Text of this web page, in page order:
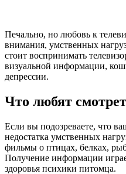
Печально, но любовь к
внимания, умственных
стоит воспринимать
визуальной информации,
депрессии.
Что любят
Если вы подозреваете, что
недостатка умственных
фильмы о птицах, белках,
Получение информации
здоровья психики питомца.